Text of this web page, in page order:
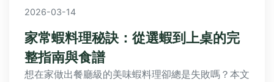
2026-03-14
家常蝦料理秘訣：從選蝦到上桌的完
整指南與食譜
想在家做出餐廳級的美味蝦料理卻總是失敗嗎？本文